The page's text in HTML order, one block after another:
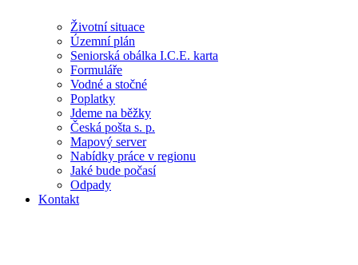
Životní situace
Územní plán
Seniorská obálka I.C.E. karta
Formuláře
Vodné a stočné
Poplatky
Jdeme na běžky
Česká pošta s. p.
Mapový server
Nabídky práce v regionu
Jaké bude počasí
Odpady
Kontakt